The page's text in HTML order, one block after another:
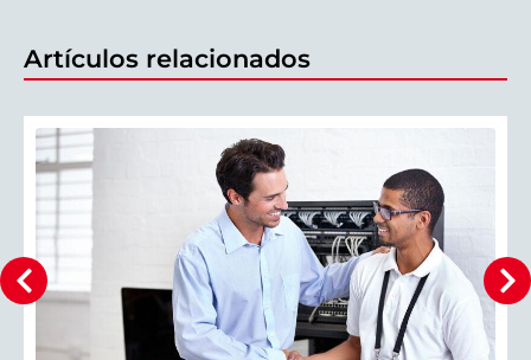
Artículos relacionados